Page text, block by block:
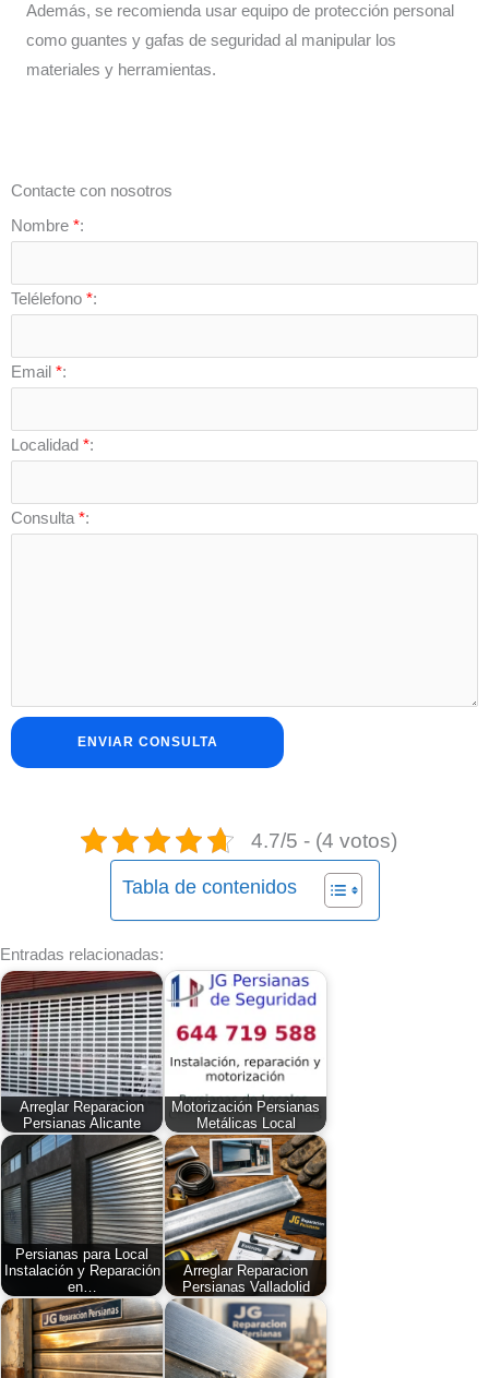
Además, se recomienda usar equipo de protección personal
como guantes y gafas de seguridad al manipular los
materiales y herramientas.
Contacte con nosotros
Nombre *:
Telélefono *:
Email *:
Localidad *:
Consulta *:
4.7/5 - (4 votos)
Tabla de contenidos
Entradas relacionadas:
Arreglar Reparacion
Persianas Alicante
Motorización Persianas
Metálicas Local
Persianas para Local
Instalación y Reparación
en…
Arreglar Reparacion
Persianas Valladolid